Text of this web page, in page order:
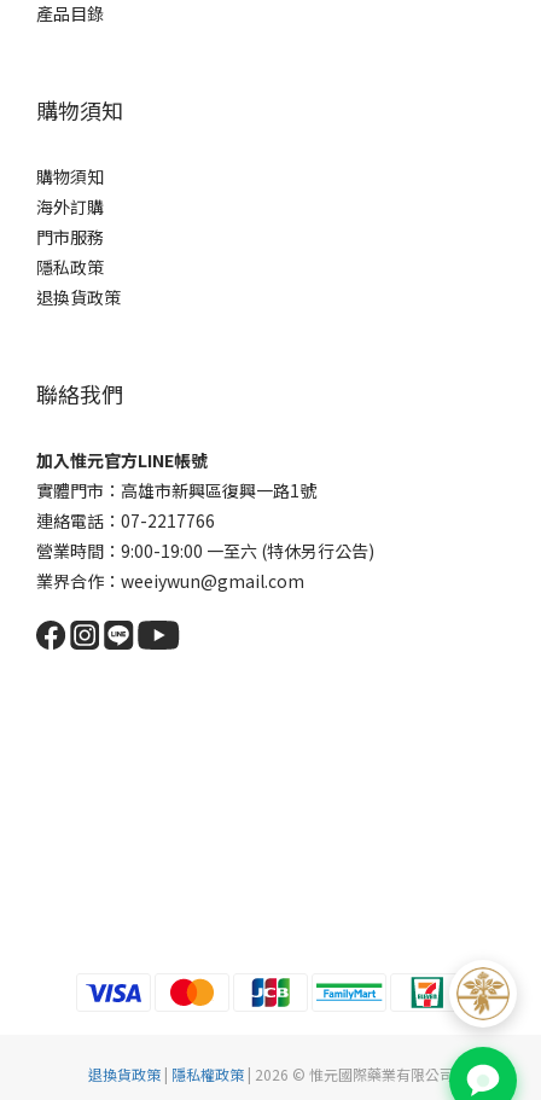
產品目錄
購物須知
購物須知
海外訂購
門市服務
隱私政策
退換貨政策
聯絡我們
加入惟元官方LINE帳號
實體門市：高雄市新興區復興一路1號
連絡電話：07-2217766
營業時間：9:00-19:00 一至六 (特休另行公告)
業界合作：weeiywun@gmail.com
退換貨政策| 隱私權政策| 2026 © 惟元國際藥業有限公司